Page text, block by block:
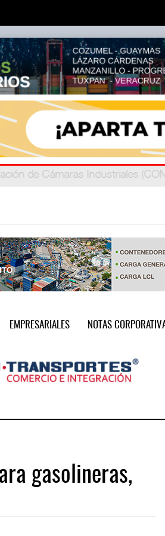
mil escuelas privadas atienden a
EMPRESARIALES NOTAS
gasolineras,